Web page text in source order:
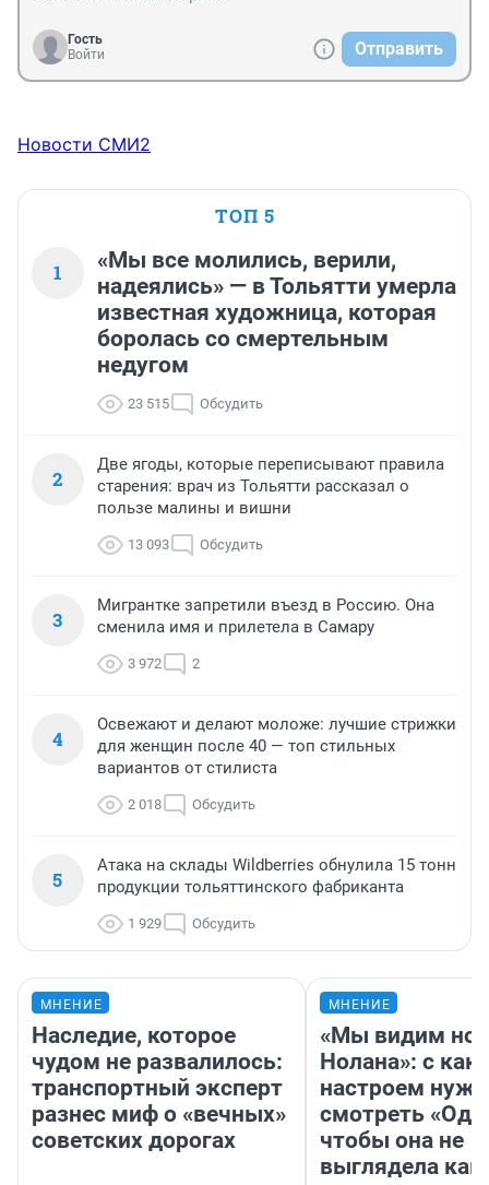
Гость
Войти
Отправить
Новости СМИ2
ТОП 5
1
«Мы все молились, верили,
надеялись» — в Тольятти умерла
известная художница, которая
боролась со смертельным
недугом
23 515 Обсудить
2
Две ягоды, которые переписывают правила
старения: врач из Тольятти рассказал о
пользе малины и вишни
13 093 Обсудить
3
Мигрантке запретили въезд в Россию. Она
сменила имя и прилетела в Самару
3 972 2
4
Освежают и делают моложе: лучшие стрижки
для женщин после 40 — топ стильных
вариантов от стилиста
2 018 Обсудить
5
Атака на склады Wildberries обнулила 15 тонн
продукции тольяттинского фабриканта
1 929 Обсудить
МНЕНИЕ
Наследие, которое
чудом не развалилось:
транспортный эксперт
разнес миф о «вечных»
советских дорогах
МНЕНИЕ
«Мы видим
Нолана»: с
настроем
смотреть
чтобы она не
выглядела как